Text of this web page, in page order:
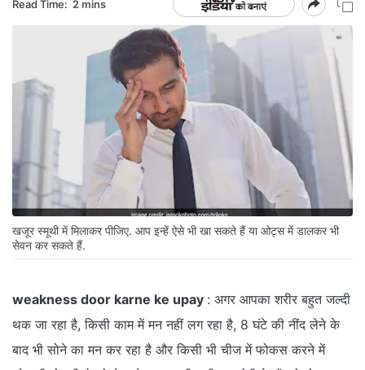
Read Time: 2 mins
खजूर स्मूथी में मिलाकर पीजिए. आप इन्हें ऐसे भी खा सकते हैं या ओट्स में डालकर भी
सेवन कर सकते हैं.
weakness door karne ke upay : अगर आपका शरीर बहुत जल्दी
थक जा रहा है, किसी काम में मन नहीं लग रहा है, 8 घंटे की नींद लेने के
बाद भी सोने का मन कर रहा है और किसी भी चीज में फोकस करने में